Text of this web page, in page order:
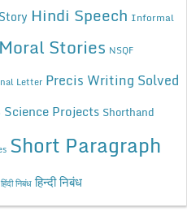
Hindi Speech Informal
Moral Stories NSQF
Letter Precis Writing Solved
Science Projects Shorthand
Short Paragraph
हिंदी निबंध हिन्दी निबंध